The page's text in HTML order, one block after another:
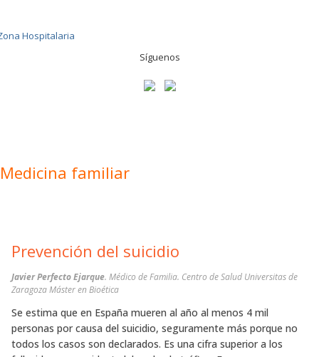
Síguenos
Medicina familiar
Prevención del suicidio
Javier Perfecto Ejarque. Médico de Familia. Centro de Salud Universitas de
Zaragoza Máster en Bioética
Se estima que en España mueren al año al menos 4 mil
personas por causa del suicidio, seguramente más porque no
todos los casos son declarados. Es una cifra superior a los